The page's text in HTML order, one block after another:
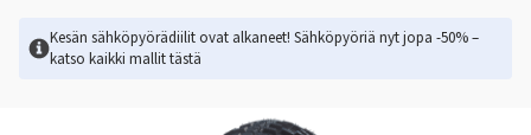
Kesän sähköpyörädiilit ovat alkaneet! Sähköpyöriä nyt jopa -50% –
katso kaikki mallittästä